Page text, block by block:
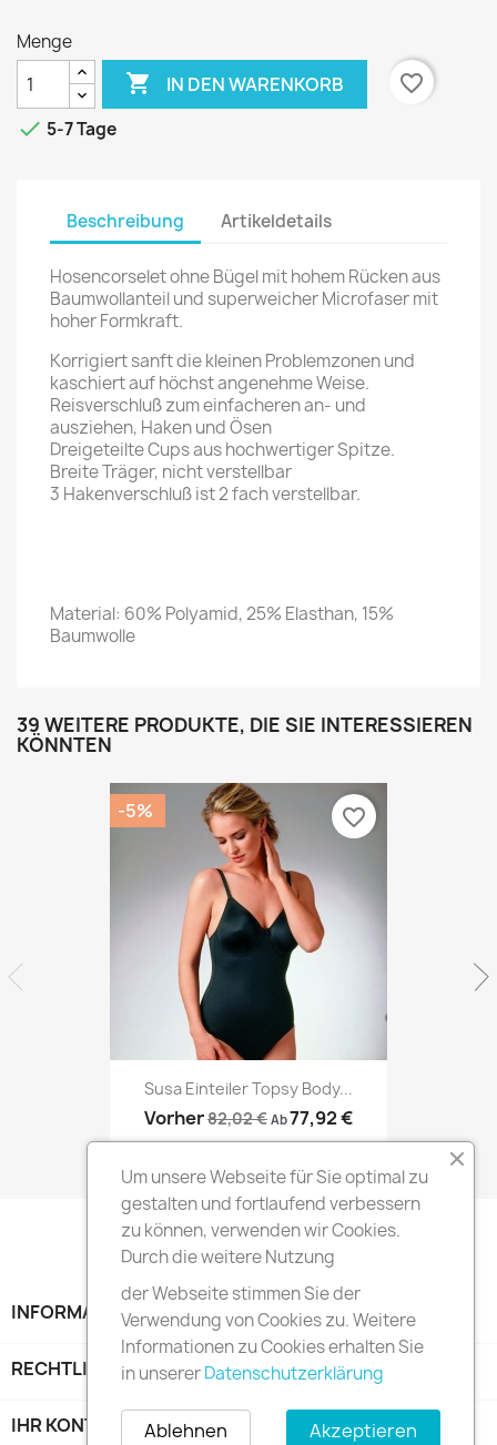
Menge
 IN DEN WARENKORB
favorite_border
 5-7 Tage
Beschreibung Artikeldetails
Hosencorselet ohne Bügel mit hohem Rücken aus
Baumwollanteil und superweicher Microfaser mit
hoher Formkraft.
Korrigiert sanft die kleinen Problemzonen und
kaschiert auf höchst angenehme Weise.
Reisverschluß zum einfacheren an- und
ausziehen, Haken und Ösen
Dreigeteilte Cups aus hochwertiger Spitze.
Breite Träger, nicht verstellbar
3 Hakenverschluß ist 2 fach verstellbar.
Material: 60% Polyamid, 25% Elasthan, 15%
Baumwolle
39 WEITERE PRODUKTE, DIE SIE INTERESSIEREN
KÖNNTEN
Susa Einteiler Topsy Body...
Vorher82,02 € Ab77,92 €
-5% favorite_border
INFORMATION
RECHTLICHE HINWEISE
IHR KONTO
Um unsere Webseite für Sie optimal zu
gestalten und fortlaufend verbessern
zu können, verwenden wir Cookies.
Durch die weitere Nutzung
der Webseite stimmen Sie der
Verwendung von Cookies zu. Weitere
Informationen zu Cookies erhalten Sie
in unsererDatenschutzerklärung
Akzeptieren
Ablehnen